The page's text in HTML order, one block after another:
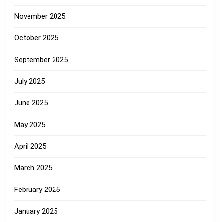
November 2025
October 2025
September 2025
July 2025
June 2025
May 2025
April 2025
March 2025
February 2025
January 2025